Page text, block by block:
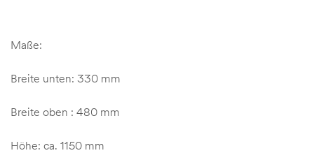
Maße:
Breite unten: 330 mm
Breite oben : 480 mm
Höhe: ca. 1150 mm